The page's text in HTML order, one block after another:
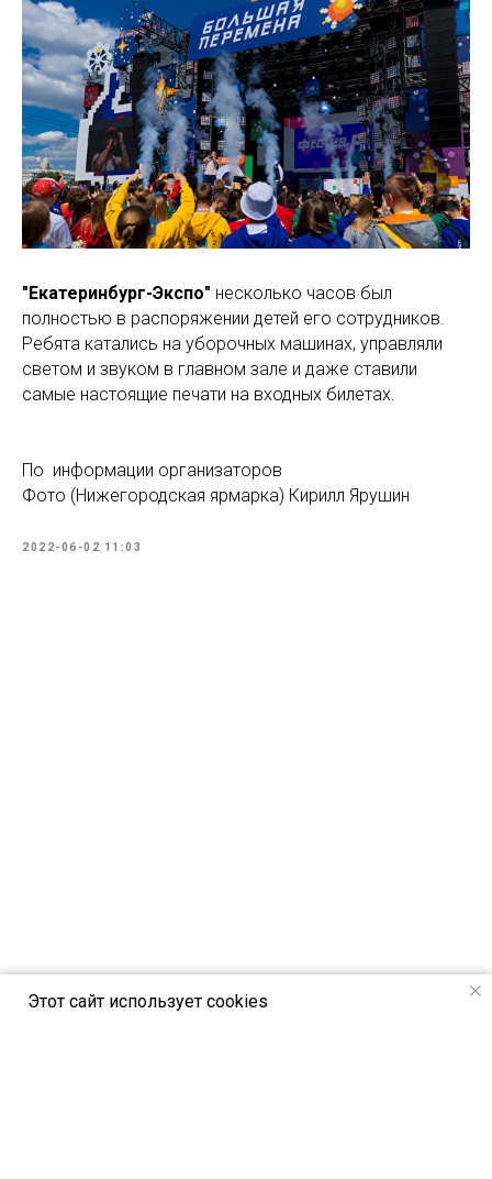
"Екатеринбург-Экспо" несколько часов был
полностью в распоряжении детей его сотрудников.
Ребята катались на уборочных машинах, управляли
светом и звуком в главном зале и даже ставили
самые настоящие печати на входных билетах.
По информации организаторов
Фото (Нижегородская ярмарка) Кирилл Ярушин
2022-06-02 11:03
Этот сайт использует cookies